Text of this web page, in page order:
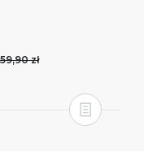
59,90 zł